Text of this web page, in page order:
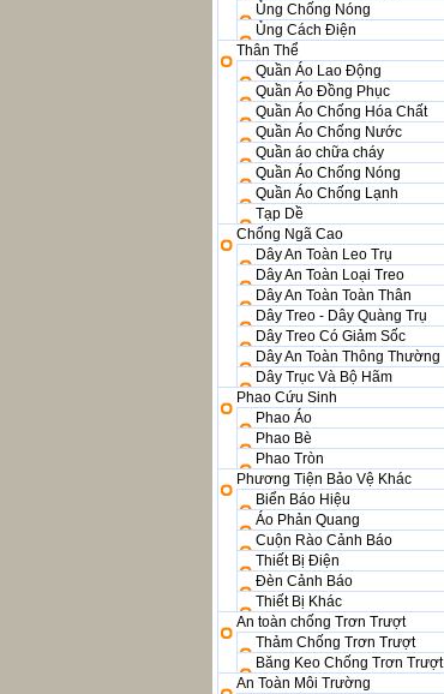
Ủng Chống Nóng
Ủng Cách Điện
Thân Thể
Quần Áo Lao Động
Quần Áo Đồng Phục
Quần Áo Chống Hóa Chất
Quần Áo Chống Nước
Quần áo chữa cháy
Quần Áo Chống Nóng
Quần Áo Chống Lạnh
Tạp Dề
Chống Ngã Cao
Dây An Toàn Leo Trụ
Dây An Toàn Loại Treo
Dây An Toàn Toàn Thân
Dây Treo - Dây Quàng Trụ
Dây Treo Có Giảm Sốc
Dây An Toàn Thông Thường
Dây Trục Và Bộ Hãm
Phao Cứu Sinh
Phao Áo
Phao Bè
Phao Tròn
Phương Tiện Bảo Vệ Khác
Biển Báo Hiệu
Áo Phản Quang
Cuộn Rào Cảnh Báo
Thiết Bị Điện
Đèn Cảnh Báo
Thiết Bị Khác
An toàn chống Trơn Trượt
Thảm Chống Trơn Trượt
Băng Keo Chống Trơn Trượt
An Toàn Môi Trường